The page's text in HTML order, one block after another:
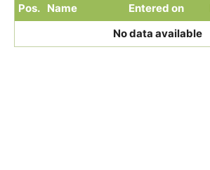
Pos. Name Entered on
No data available